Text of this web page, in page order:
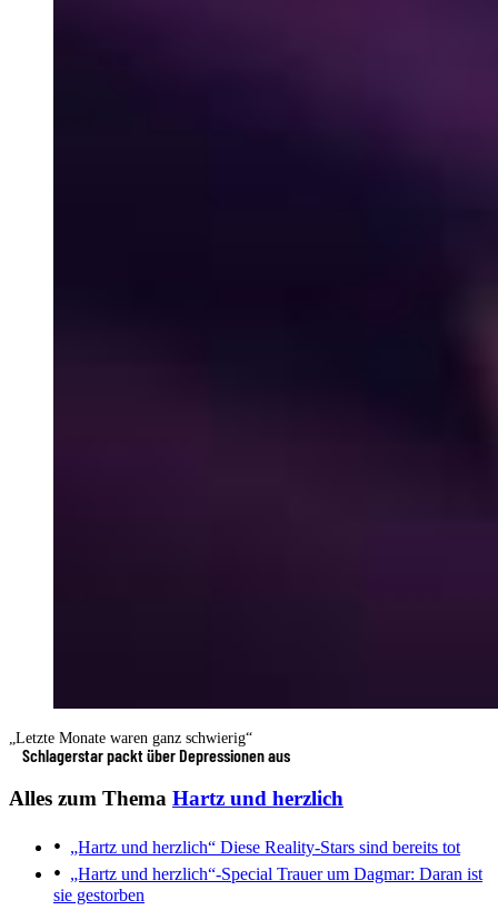
„Letzte Monate waren ganz schwierig“
Schlagerstar packt über Depressionen aus
Alles zum Thema Hartz und herzlich
„Hartz und herzlich“ Diese Reality-Stars sind bereits tot
„Hartz und herzlich“-Special Trauer um Dagmar: Daran ist
sie gestorben